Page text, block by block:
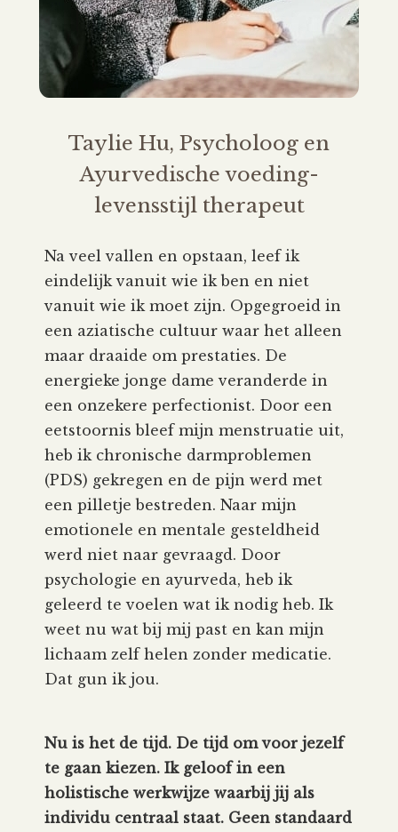
Taylie Hu, Psycholoog en
Ayurvedische voeding-
levensstijl therapeut
Na veel vallen en opstaan, leef ik
eindelijk vanuit wie ik ben en niet
vanuit wie ik moet zijn. Opgegroeid in
een aziatische cultuur waar het alleen
maar draaide om prestaties. De
energieke jonge dame veranderde in
een onzekere perfectionist. Door een
eetstoornis bleef mijn menstruatie uit,
heb ik chronische darmproblemen
(PDS) gekregen en de pijn werd met
een pilletje bestreden. Naar mijn
emotionele en mentale gesteldheid
werd niet naar gevraagd. Door
psychologie en ayurveda, heb ik
geleerd te voelen wat ik nodig heb. Ik
weet nu wat bij mij past en kan mijn
lichaam zelf helen zonder medicatie.
Dat gun ik jou.
Nu is het de tijd. De tijd om voor jezelf
te gaan kiezen. Ik geloof in een
holistische werkwijze waarbij jij als
individu centraal staat. Geen standaard